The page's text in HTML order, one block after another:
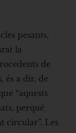
pesants,
la
de
és a dir, de
“aquests
perquè
circular”. Les